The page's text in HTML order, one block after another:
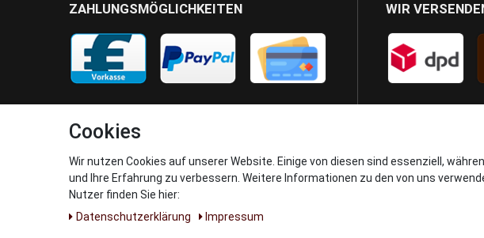
ZAHLUNGSMÖGLICHKEITEN WIR
Cookies
Wir nutzen Cookies auf unserer Website. Einige von diesen sind essenziell,
und Ihre Erfahrung zu verbessern. Weitere Informationen zu den von uns
Nutzer finden Sie hier:
Daten­schutz­erklärung
Impressum